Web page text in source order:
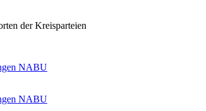
der Kreisparteien
NABU
NABU